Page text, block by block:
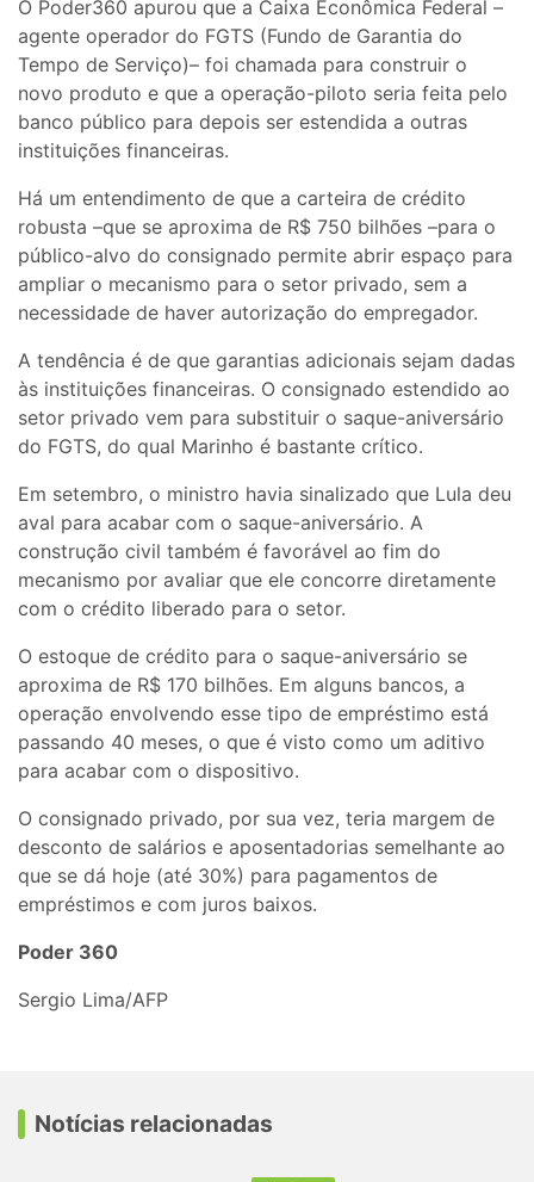
O Poder360 apurou que a Caixa Econômica Federal –
agente operador do FGTS (Fundo de Garantia do
Tempo de Serviço)– foi chamada para construir o
novo produto e que a operação-piloto seria feita pelo
banco público para depois ser estendida a outras
instituições financeiras.
Há um entendimento de que a carteira de crédito
robusta –que se aproxima de R$ 750 bilhões –para o
público-alvo do consignado permite abrir espaço para
ampliar o mecanismo para o setor privado, sem a
necessidade de haver autorização do empregador.
A tendência é de que garantias adicionais sejam dadas
às instituições financeiras. O consignado estendido ao
setor privado vem para substituir o saque-aniversário
do FGTS, do qual Marinho é bastante crítico.
Em setembro, o ministro havia sinalizado que Lula deu
aval para acabar com o saque-aniversário. A
construção civil também é favorável ao fim do
mecanismo por avaliar que ele concorre diretamente
com o crédito liberado para o setor.
O estoque de crédito para o saque-aniversário se
aproxima de R$ 170 bilhões. Em alguns bancos, a
operação envolvendo esse tipo de empréstimo está
passando 40 meses, o que é visto como um aditivo
para acabar com o dispositivo.
O consignado privado, por sua vez, teria margem de
desconto de salários e aposentadorias semelhante ao
que se dá hoje (até 30%) para pagamentos de
empréstimos e com juros baixos.
Poder 360
Sergio Lima/AFP
Notícias relacionadas